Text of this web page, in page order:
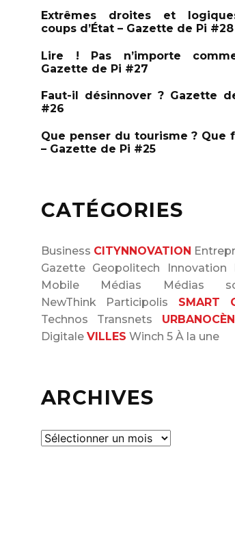
r
:
Extrêmes droites et
coups d’État – Gazette de Pi #28
Lire ! Pas n’importe
Gazette de Pi #27
Faut-il désinnover ? Gazette
#26
Que penser du tourisme ? Que
– Gazette de Pi #25
CATÉGORIES
Business CITYNNOVATION
Gazette Geopolitech Innovation
Mobile
Médias
Médias
NewThink
Participolis
SMART
Technos
Transnets
Digitale VILLES Winch 5 À la une
ARCHIVES
A